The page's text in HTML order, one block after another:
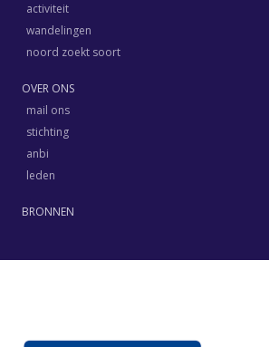
activiteit
wandelingen
noord zoekt soort
OVER ONS
mail ons
stichting
anbi
leden
BRONNEN